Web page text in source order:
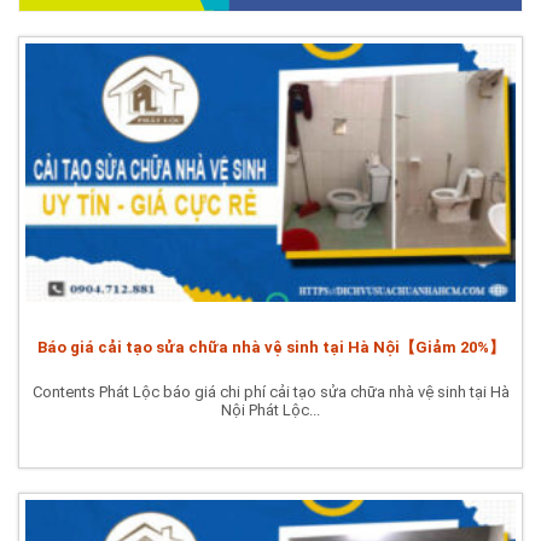
Báo giá cải tạo sửa chữa nhà vệ sinh tại Hà Nội【Giảm 20%】
Contents Phát Lộc báo giá chi phí cải tạo sửa chữa nhà vệ sinh tại Hà
Nội Phát Lộc...